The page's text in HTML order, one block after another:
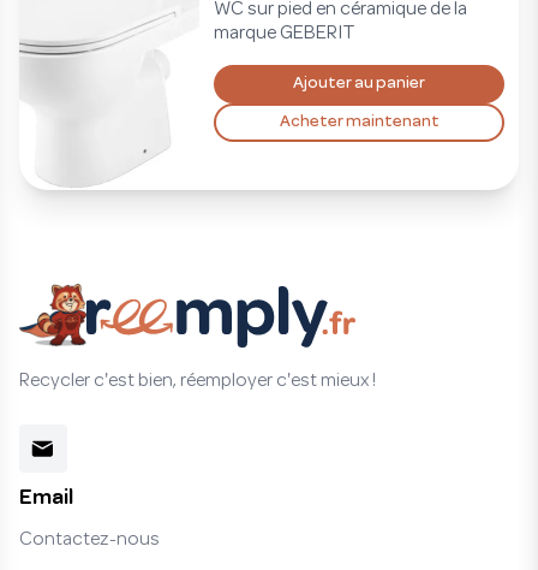
WC sur pied en céramique de la
marque GEBERIT
Ajouter au panier
Acheter maintenant
Recycler c'est bien, réemployer c'est mieux !
Email
Contactez-nous